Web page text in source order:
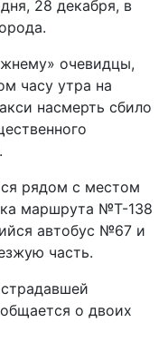
28 декабря, в
очевидцы,
часу утра на
насмерть сбило
рядом с местом
маршрута №Т-138
автобус №67 и
часть.
о двоих